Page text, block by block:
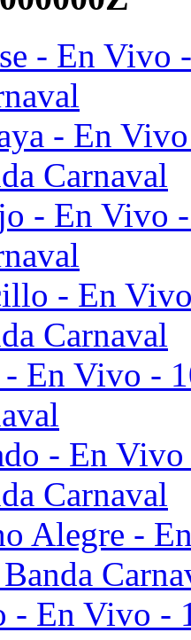
- En Vivo
- En
Carnaval
- En Vivo
- En
Carnaval
En Vivo -
- En
Carnaval
Alegre -
- En Vivo -